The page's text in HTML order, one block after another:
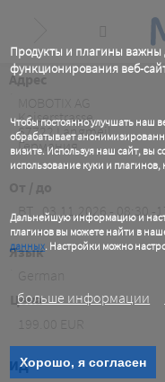
Продукты и плагины важны
функционирования веб-
Чтобы постоянно улучшать наш
обрабатывает
визите. Используя наш сайт, вы
использование куки и
.
Дальнейшую информацию и
плагинов вы можете найти в
данных. Настройки можно
больше информации
Хорошо, я согласен
content
Aдрес
Kaiserstrasse
67722Langmeil
Германия
От / до
BT , 03.11.2026 - 08:30 -
Язык
Цена
ИД